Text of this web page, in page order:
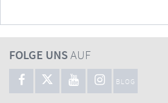
FOLGE UNSAUF
BLOG